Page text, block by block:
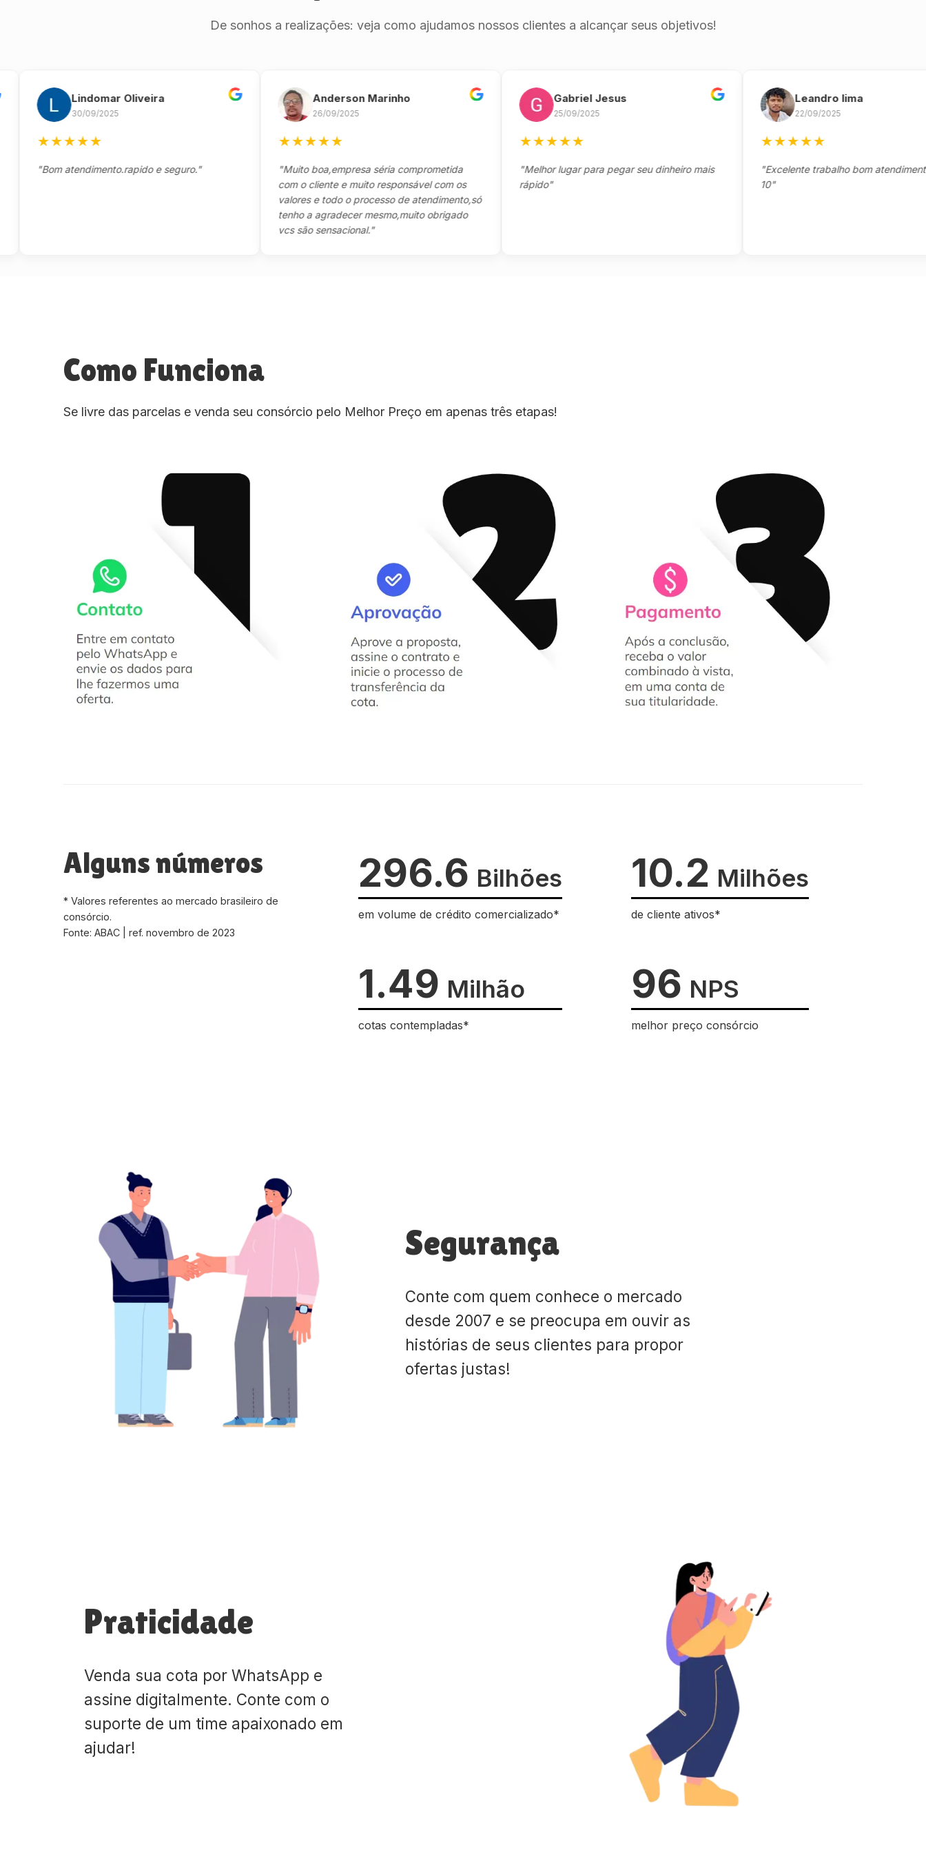
De sonhos a realizações: veja como ajudamos nossos clientes a alcançar seus objetivos!
Lindomar Oliveira
30/09/2025
★★★
"Bom atendimento.rapido e seguro."
Anderson Marinho
26/09/2025
★★★
"Muito boa,empresa séria comprometida
com o cliente e muito responsável com os
valores e todo o processo de atendimento,só
tenho a agradecer mesmo,muito obrigado
vcs são sensacional."
Gabriel Jesus
25/09/2025
★★★
"Melhor lugar para pegar seu dinheiro mais
rápido"
Leandro lima
22/09/2025
★★★
"Excelente trabalho bom atendimento
Como Funciona
Se livre das parcelas e venda seu consórcio pelo Melhor Preço em apenas três etapas!
Alguns números
* Valores referentes ao mercado brasileiro de
consórcio.
Fonte: ABAC | ref. novembro de 2023
296.6 Bilhões
em volume de crédito comercializado*
10.2 Milhões
de cliente ativos*
1.49 Milhão
cotas contempladas*
96 NPS
melhor preço consórcio
Segurança
Conte com quem conhece o mercado
desde 2007 e se preocupa em ouvir as
histórias de seus clientes para propor
ofertas justas!
Praticidade
Venda sua cota por WhatsApp e
assine digitalmente. Conte com o
suporte de um time apaixonado em
ajudar!